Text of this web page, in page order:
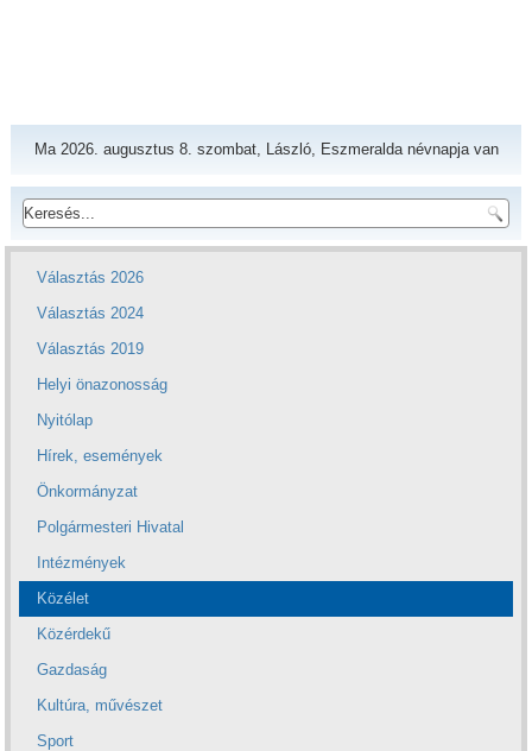
Ma 2026. augusztus 8. szombat, László, Eszmeralda névnapja van
Választás 2026
Választás 2024
Választás 2019
Helyi önazonosság
Nyitólap
Hírek, események
Önkormányzat
Polgármesteri Hivatal
Intézmények
Közélet
Közérdekű
Gazdaság
Kultúra, művészet
Sport